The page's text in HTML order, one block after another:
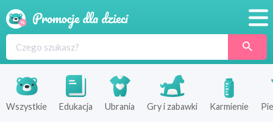
Produkty
Sklepy
Wszystkie Edukacja Ubrania Gry i zabawki Karmienie